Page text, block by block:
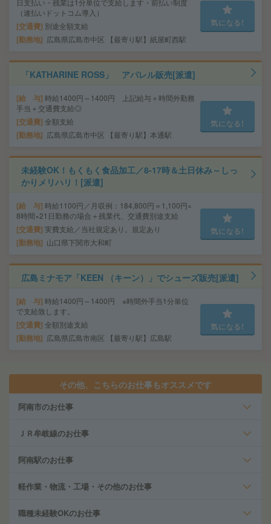
日支払い・残業は1分単位で支給します・前払い制度
（速払いドットコム導入）
交通費 別途全額支給
勤務地 広島県広島市中区 【最寄り駅】紙屋町西駅
気になる!
「KATHARINE ROSS」 アパレル販売[派遣]
給 与 時給1400円～1400円 上記給与＋時間外勤務
手当＋交通費支給◎
交通費 全額支給
勤務地 広島県広島市中区 【最寄り駅】本通駅
気になる!
未経験OK！もくもく食品加工／8‐17時＆土日休み～しっ
かりメリハリ！[派遣]
給 与 時給1100円／月収例：184,800円＝1,100円×
8時間×21日勤務の場合＋残業代、交通費別途支給
交通費 実費支給／当社規定あり。規定あり
勤務地 山口県下関市大和町
気になる!
広島ミナモア「KEEN （キーン）」でシューズ販売[派遣]
給 与 時給1400円～1400円 ※時間外手当1分単位
で支給致します。
交通費 全額別途支給
勤務地 広島県広島市南区 【最寄り駅】広島駅
気になる!
その他、こちらのお仕事もオススメです
阿南市のお仕事
ＪＲ牟岐線のお仕事
阿南駅のお仕事
軽作業・物流・工場・その他のお仕事
職種未経験OKのお仕事